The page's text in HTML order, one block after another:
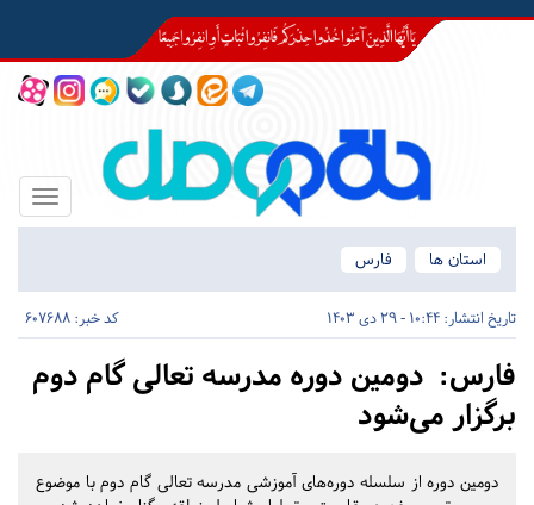
Toggle
استان ها
فارس
تاریخ انتشار: 10:44 - 29 دی 1403 کد خبر: 607688
فارس: دومین دوره مدرسه تعالی گام دوم
برگزار می‌شود
دومین دوره از سلسله دوره‌های آموزشی مدرسه تعالی گام دوم با موضوع